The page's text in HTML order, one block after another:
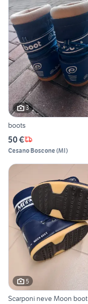
3
boots
50 €
Cesano Boscone(MI)
5
Scarponi neve Moon boot